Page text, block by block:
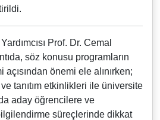
Prof. Dr. Cemal
söz konusu programların
önemi ele alınırken;
tanıtım etkinlikleri ile üniversite
aday öğrencilere ve
süreçlerinde dikkat